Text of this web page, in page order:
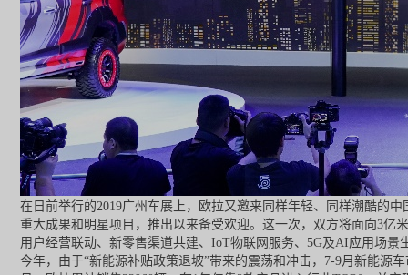
在日前举行的2019广州车展上，欧拉又邀来同样年轻、同样潮酷的
重大成果和明星项目，推出以来备受欢迎。这一次，双方将面向3亿
用户经营联动、新零售渠道共建、IoT物联网服务、5G及AI应用场景
今年，由于“新能源补贴政策退坡”带来的震荡和冲击，7-9月新能源